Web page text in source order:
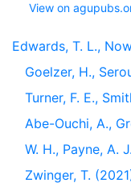
View on
Edwards, T. L.,
Goelzer, H.,
Turner, F. E.,
Abe-Ouchi, A.,
W. H., Payne, A.
Zwinger, T.